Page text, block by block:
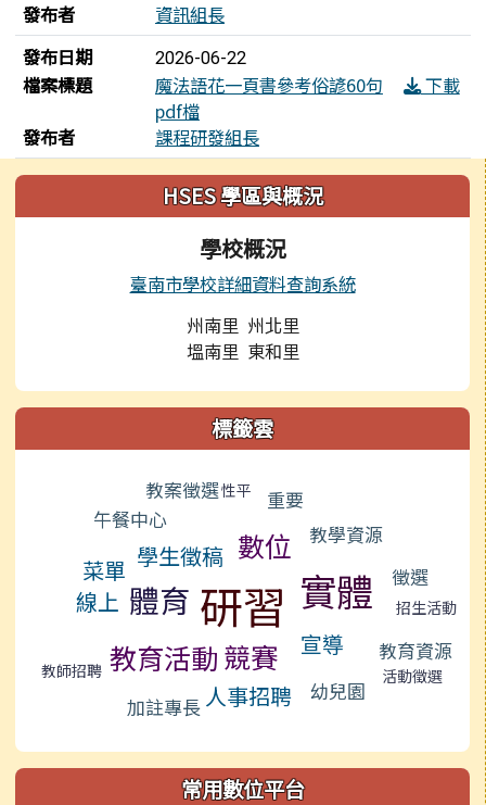
發布者
資訊組長
發布日期
2026-06-22
檔案標題 魔法語花一頁書參考俗諺60句
下載
pdf檔
發布者
課程研發組長
左邊區域內容HSES 學區與概況
學校概況
臺南市學校詳細資料查詢系統
州南里 州北里
塭南里 東和里
標籤雲
教案徵選性平
午餐中心
重要
學生徵稿 數位 教學資源
菜單
體育 研習 實體 徵選
線上 招生活動
教育活動競賽 宣導 教育資源
教師招聘
加註專長 人事招聘 幼兒園
活動徵選
常用數位平台